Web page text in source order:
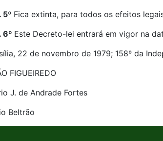
5º Fica extinta, para todos os efeitos
6º Este Decreto-lei entrará em vigor na
22 de novembro de 1979; 158º da
FIGUEIREDO
J. de Andrade Fortes
Beltrão